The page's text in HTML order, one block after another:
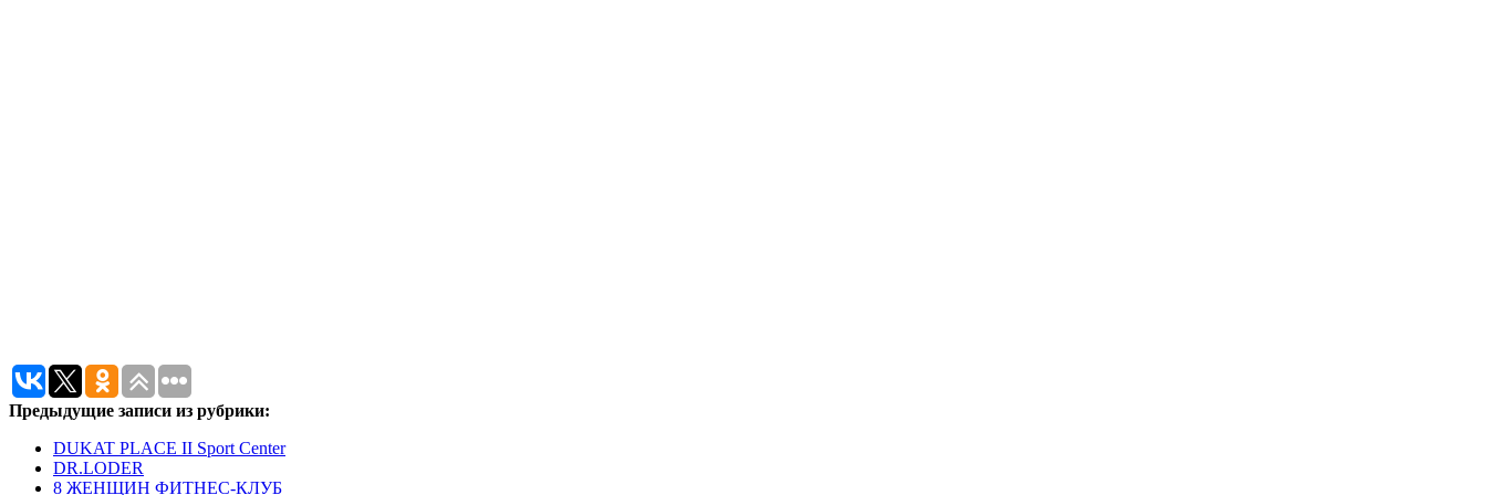
Предыдущие записи из рубрики:
DUKAT PLACE II Sport Center
DR.LODER
8 ЖЕНЩИН ФИТНЕС-КЛУБ